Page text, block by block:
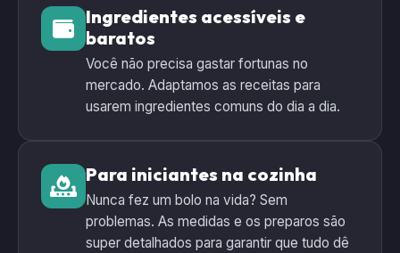
Ingredientes acessíveis e
baratos
Você não precisa gastar fortunas no
mercado. Adaptamos as receitas para
usarem ingredientes comuns do dia a dia.
Para iniciantes na cozinha
Nunca fez um bolo na vida? Sem
problemas. As medidas e os preparos são
super detalhados para garantir que tudo dê